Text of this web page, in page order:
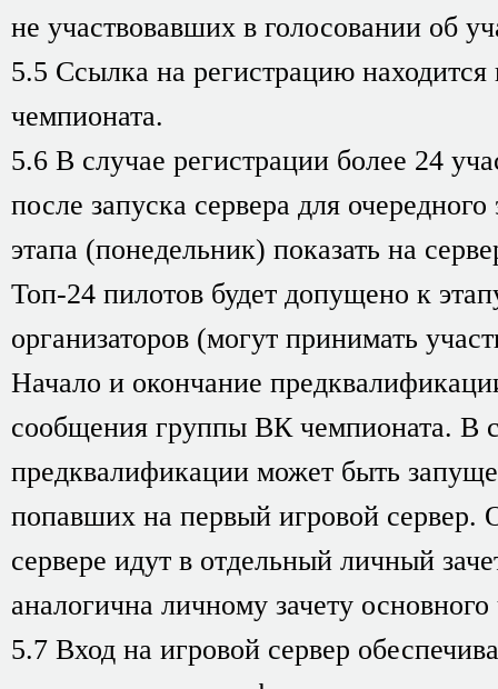
не участвовавших в голосовании об
5.5 Ссылка на регистрацию
чемпионата.
5.6 В случае регистрации более 24
после запуска сервера для
этапа (понедельник) показать на
Топ-24 пилотов будет допущено к
организаторов (могут принимать
Начало и окончание
сообщения группы ВК чемпионата. В
предквалификации может быть
попавших на первый игровой сервер.
сервере идут в отдельный личный
аналогична личному зачету
5.7 Вход на игровой сервер